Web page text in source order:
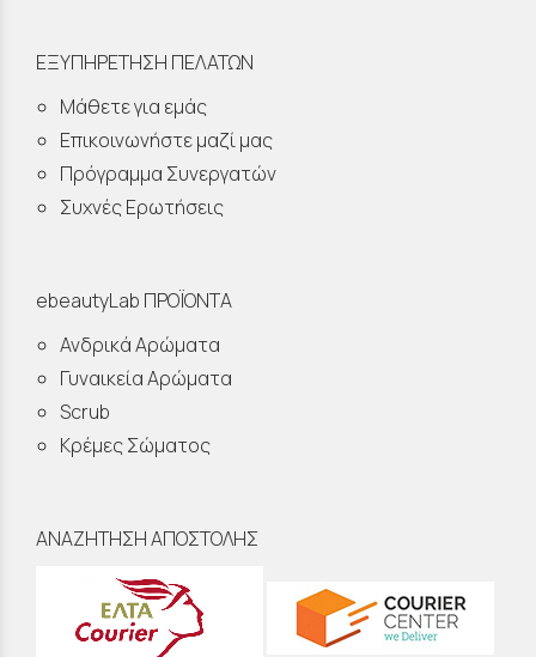
ΕΞΥΠΗΡΕΤΗΣΗ ΠΕΛΑΤΩΝ
Μάθετε για εμάς
Επικοινωνήστε μαζί μας
Πρόγραμμα Συνεργατών
Συχνές Ερωτήσεις
ebeautyLab ΠΡΟΪΟΝΤΑ
Ανδρικά Αρώματα
Γυναικεία Αρώματα
Scrub
Κρέμες Σώματος
ΑΝΑΖΗΤΗΣΗ ΑΠΟΣΤΟΛΗΣ